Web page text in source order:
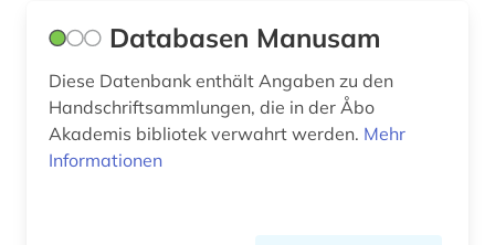
Databasen Manusam
Diese Datenbank enthält Angaben zu den
Handschriftsammlungen, die in der Åbo
Akademis bibliotek verwahrt werden. Mehr
Informationen